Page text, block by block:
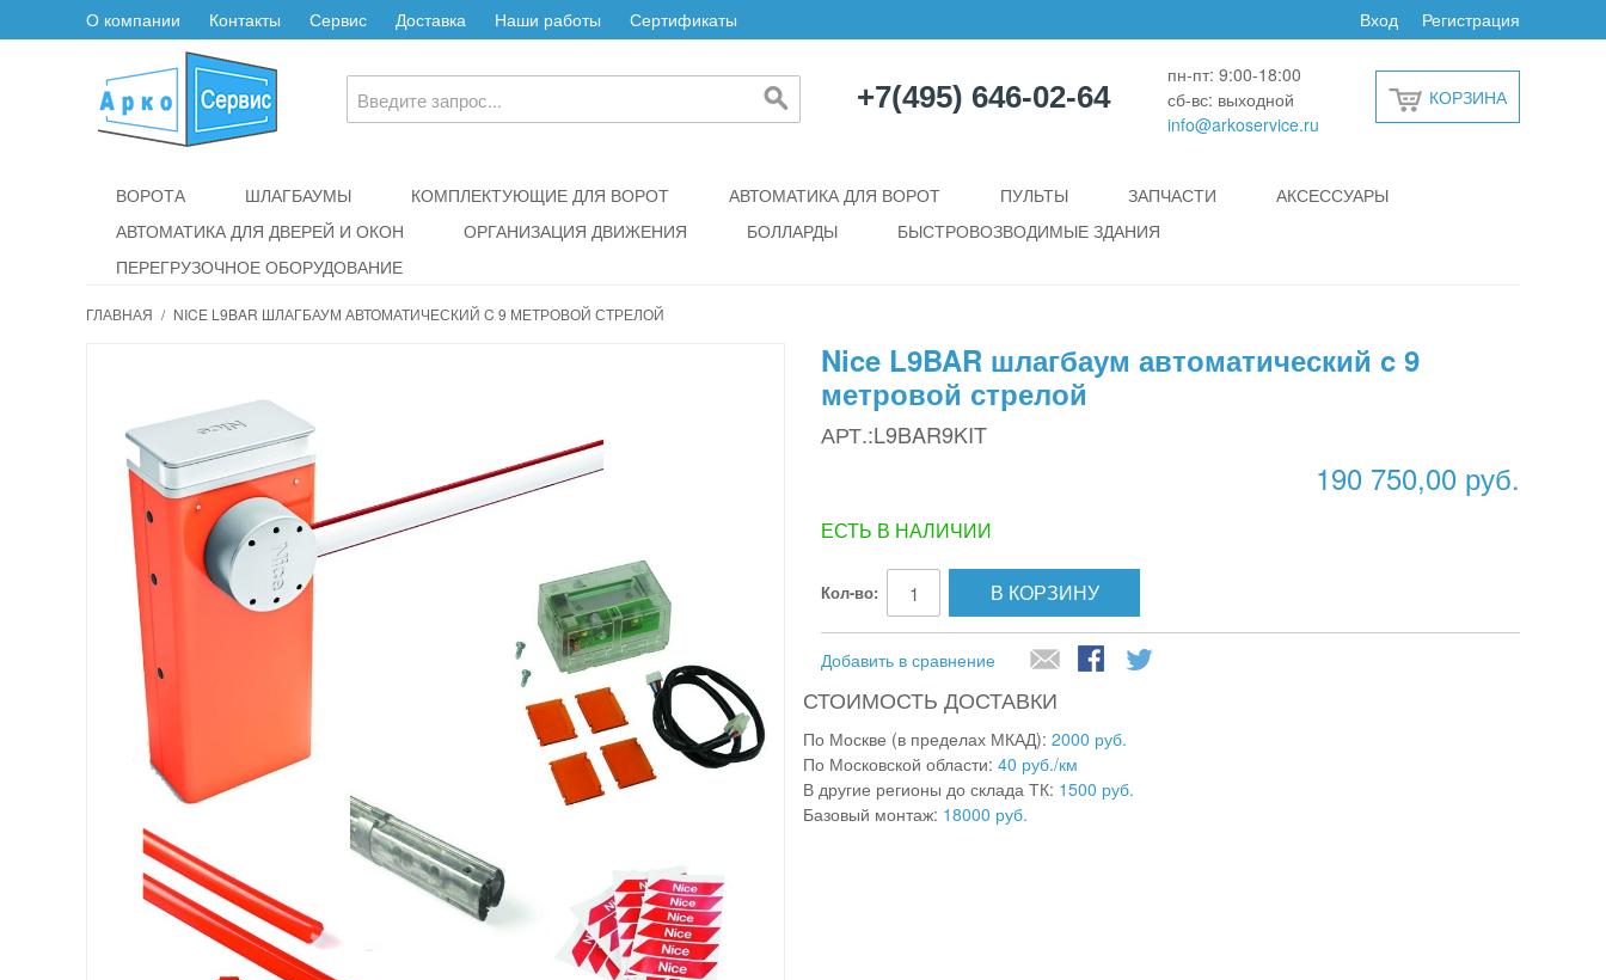
О компании Контакты Сервис Доставка Наши работы Сертификаты Регистрация
Вход
+7(495) 646-02-64
пн-пт: 9:00-18:00
сб-вс: выходной
info@arkoservice.ru
КОРЗИНА
ВОРОТА ШЛАГБАУМЫ КОМПЛЕКТУЮЩИЕ ДЛЯ ВОРОТ АВТОМАТИКА ДЛЯ ВОРОТ ПУЛЬТЫ ЗАПЧАСТИ
АКСЕССУАРЫ
АВТОМАТИКА ДЛЯ ДВЕРЕЙ И ОКОН
ОРГАНИЗАЦИЯ ДВИЖЕНИЯ БОЛЛАРДЫ
БЫСТРОВОЗВОДИМЫЕ ЗДАНИЯ
ПЕРЕГРУЗОЧНОЕ ОБОРУДОВАНИЕ
ГЛАВНАЯ / NICE L9BAR ШЛАГБАУМ АВТОМАТИЧЕСКИЙ C 9 МЕТРОВОЙ СТРЕЛОЙ
Nice L9BAR шлагбаум автоматический c 9
метровой стрелой
АРТ.:L9BAR9KIT
190 750,00 руб.
ЕСТЬ В НАЛИЧИИ
Кол-во: В КОРЗИНУ
Добавить в сравнение
СТОИМОСТЬ ДОСТАВКИ
По Москве (в пределах МКАД): 2000 руб.
По Московской области: 40 руб./км
В другие регионы до склада ТК: 1500 руб.
Базовый монтаж: 18000 руб.